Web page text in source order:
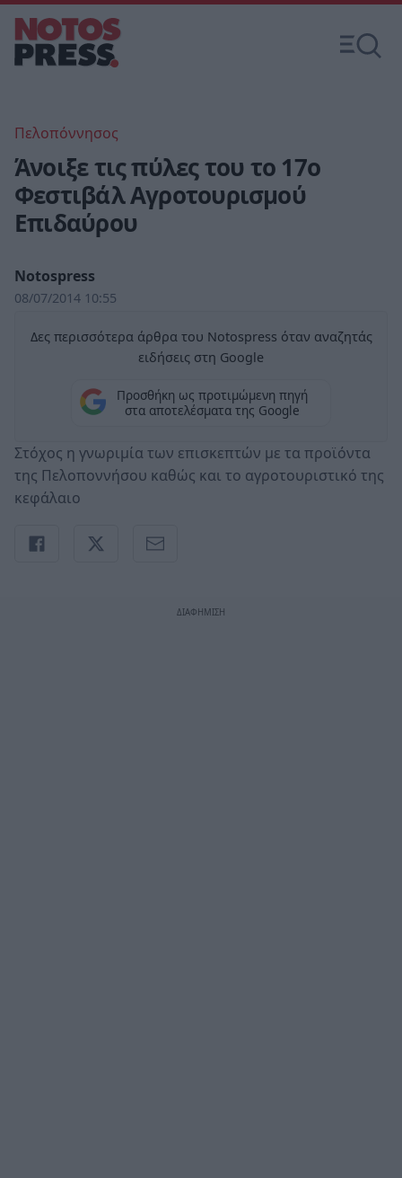
Πελοπόννησος
Άνοιξε τις πύλες του το 17ο
Φεστιβάλ Αγροτουρισμού
Επιδαύρου
Notospress
08/07/2014 10:55
Δες περισσότερα άρθρα του Notospress όταν αναζητάς
ειδήσεις στη Google
Προσθήκη ως προτιμώμενη πηγή
στα αποτελέσματα της Google
Στόχος η γνωριμία των επισκεπτών με τα προϊόντα
της Πελοποννήσου καθώς και το αγροτουριστικό της
κεφάλαιο